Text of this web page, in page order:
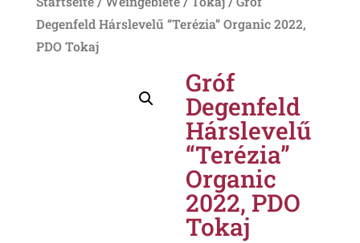
Degenfeld Hárslevelű “Terézia” Organic 2022,
PDO Tokaj
Gróf
Degenfeld
Hárslevelű
“Terézia”
Organic
2022, PDO
Tokaj